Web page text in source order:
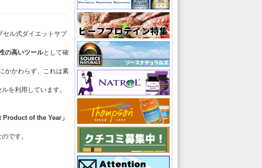
セル式ダイエットサプ
の高いツールとして確
かかわらず、これは素
を利用しています。
of the Year」
です。